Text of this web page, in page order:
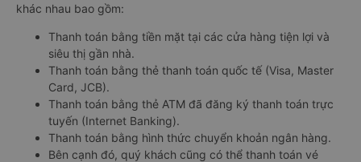
khác nhau bao gồm:
Thanh toán bằng tiền mặt tại các cửa hàng tiện lợi và
siêu thị gần nhà.
Thanh toán bằng thẻ thanh toán quốc tế (Visa, Master
Card, JCB).
Thanh toán bằng thẻ ATM đã đăng ký thanh toán trực
tuyến (Internet Banking).
Thanh toán bằng hình thức chuyển khoản ngân hàng.
Bên cạnh đó, quý khách cũng có thể thanh toán vé